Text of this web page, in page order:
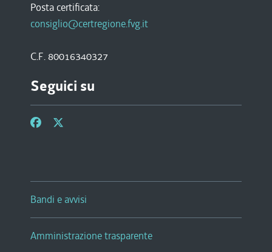
Posta certificata:
consiglio@certregione.fvg.it
C.F. 80016340327
Seguici su
Bandi e avvisi
Amministrazione trasparente